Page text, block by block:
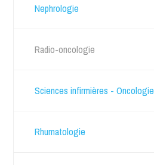
Nephrologie
Radio-oncologie
Sciences infirmières - Oncologie
Rhumatologie